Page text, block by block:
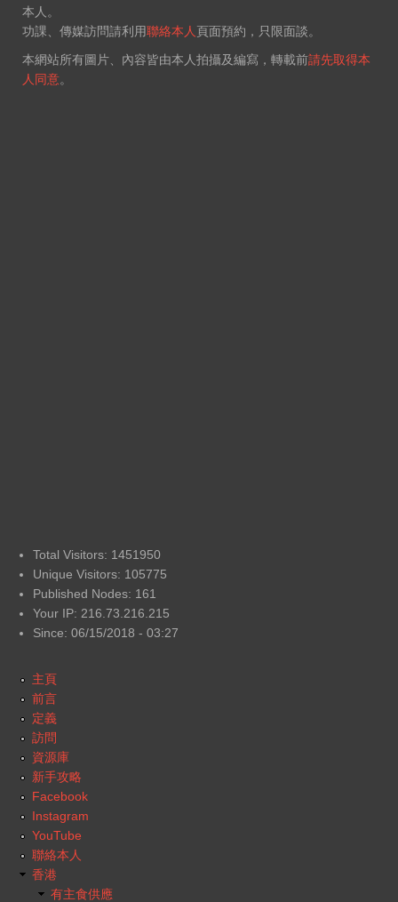
本人。
功課、傳媒訪問請利用聯絡本人 頁面預約，只限面談。
本網站所有圖片、內容皆由本人拍攝及編寫，轉載前請先取得本
人同意。
Total Visitors: 1451950
Unique Visitors: 105775
Published Nodes: 161
Your IP: 216.73.216.215
Since: 06/15/2018 - 03:27
主頁
前言
定義
訪問
資源庫
新手攻略
Facebook
Instagram
YouTube
聯絡本人
香港
有主食供應